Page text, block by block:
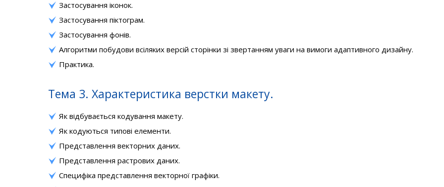
Застосування іконок.
Застосування піктограм.
Застосування фонів.
Алгоритми побудови всіляких версій сторінки зі звертанням уваги на вимоги адаптивного дизайну.
Практика.
Тема 3. Характеристика верстки макету.
Як відбувається кодування макету.
Як кодуються типові елементи.
Представлення векторних даних.
Представлення растрових даних.
Специфіка представлення векторної графіки.